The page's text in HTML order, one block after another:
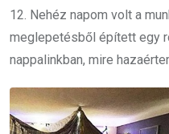
12. Nehéz napom volt a
meglepetésből épített egy
nappalinkban, mire